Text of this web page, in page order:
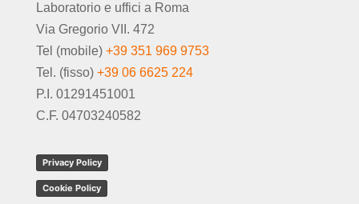
Laboratorio e uffici a Roma
Via Gregorio VII. 472
Tel (mobile) +39 351 969 9753
Tel. (fisso) +39 06 6625 224
P.I. 01291451001
C.F. 04703240582
Privacy Policy
Cookie Policy